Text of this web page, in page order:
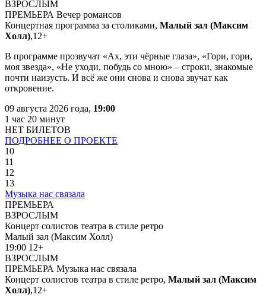
ВЗРОСЛЫМ
ПРЕМЬЕРА Вечер романсов
Концертная программа за столиками, Малый зал (Максим
Холл),12+
В программе прозвучат «Ах, эти чёрные глаза», «Гори, гори,
моя звезда», «Не уходи, побудь со мною» – строки, знакомые
почти наизусть. И всё же они снова и снова звучат как
откровение.
09 августа 2026 года, 19:00
1 час 20 минут
НЕТ БИЛЕТОВ
ПОДРОБНЕЕ О ПРОЕКТЕ
10
11
12
13
Музыка нас связала
ПРЕМЬЕРА
ВЗРОСЛЫМ
Концерт солистов театра в стиле ретро
Малый зал (Максим Холл)
19:00 12+
ВЗРОСЛЫМ
ПРЕМЬЕРА Музыка нас связала
Концерт солистов театра в стиле ретро, Малый зал (Максим
Холл),12+